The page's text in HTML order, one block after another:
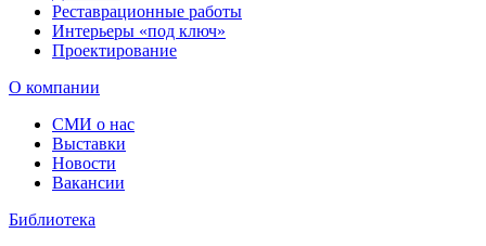
Реставрационные работы
Интерьеры «под ключ»
Проектирование
О компании
СМИ о нас
Выставки
Новости
Вакансии
Библиотека